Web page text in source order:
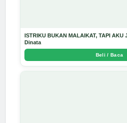
ISTRIKU BUKAN MALAIKAT, TAPI AKU
Dinata
Beli / Baca